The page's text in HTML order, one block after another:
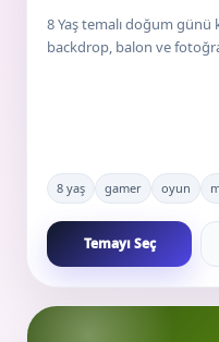
8 Yaş temalı doğum günü
backdrop, balon ve
8 yaş gamer oyun
Temayı Seç